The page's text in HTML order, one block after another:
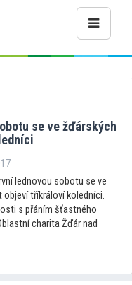
se ve žďárských
lednovou sobotu se ve
tříkráloví koledníci.
s přáním šťastného
charita Žďár nad